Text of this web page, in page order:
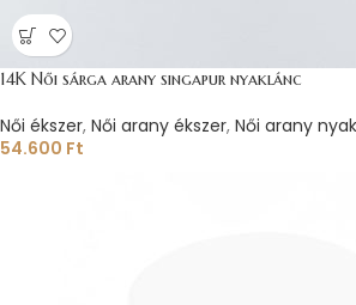
14K Női sárga arany singapur nyaklánc
Női ékszer, Női arany ékszer, Női arany
54.600 Ft